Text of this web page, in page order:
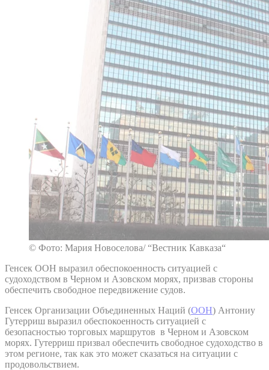
© Фото: Мария Новоселова/ “Вестник Кавказа“
Генсек ООН выразил обеспокоенность ситуацией с
судоходством в Черном и Азовском морях, призвав стороны
обеспечить свободное передвижение судов.
Генсек Организации Объединенных Наций (ООН) Антониу
Гутерриш выразил обеспокоенность ситуацией с
безопасностью торговых маршрутов в Черном и Азовском
морях. Гутерриш призвал обеспечить свободное судоходство в
этом регионе, так как это может сказаться на ситуации с
продовольствием.